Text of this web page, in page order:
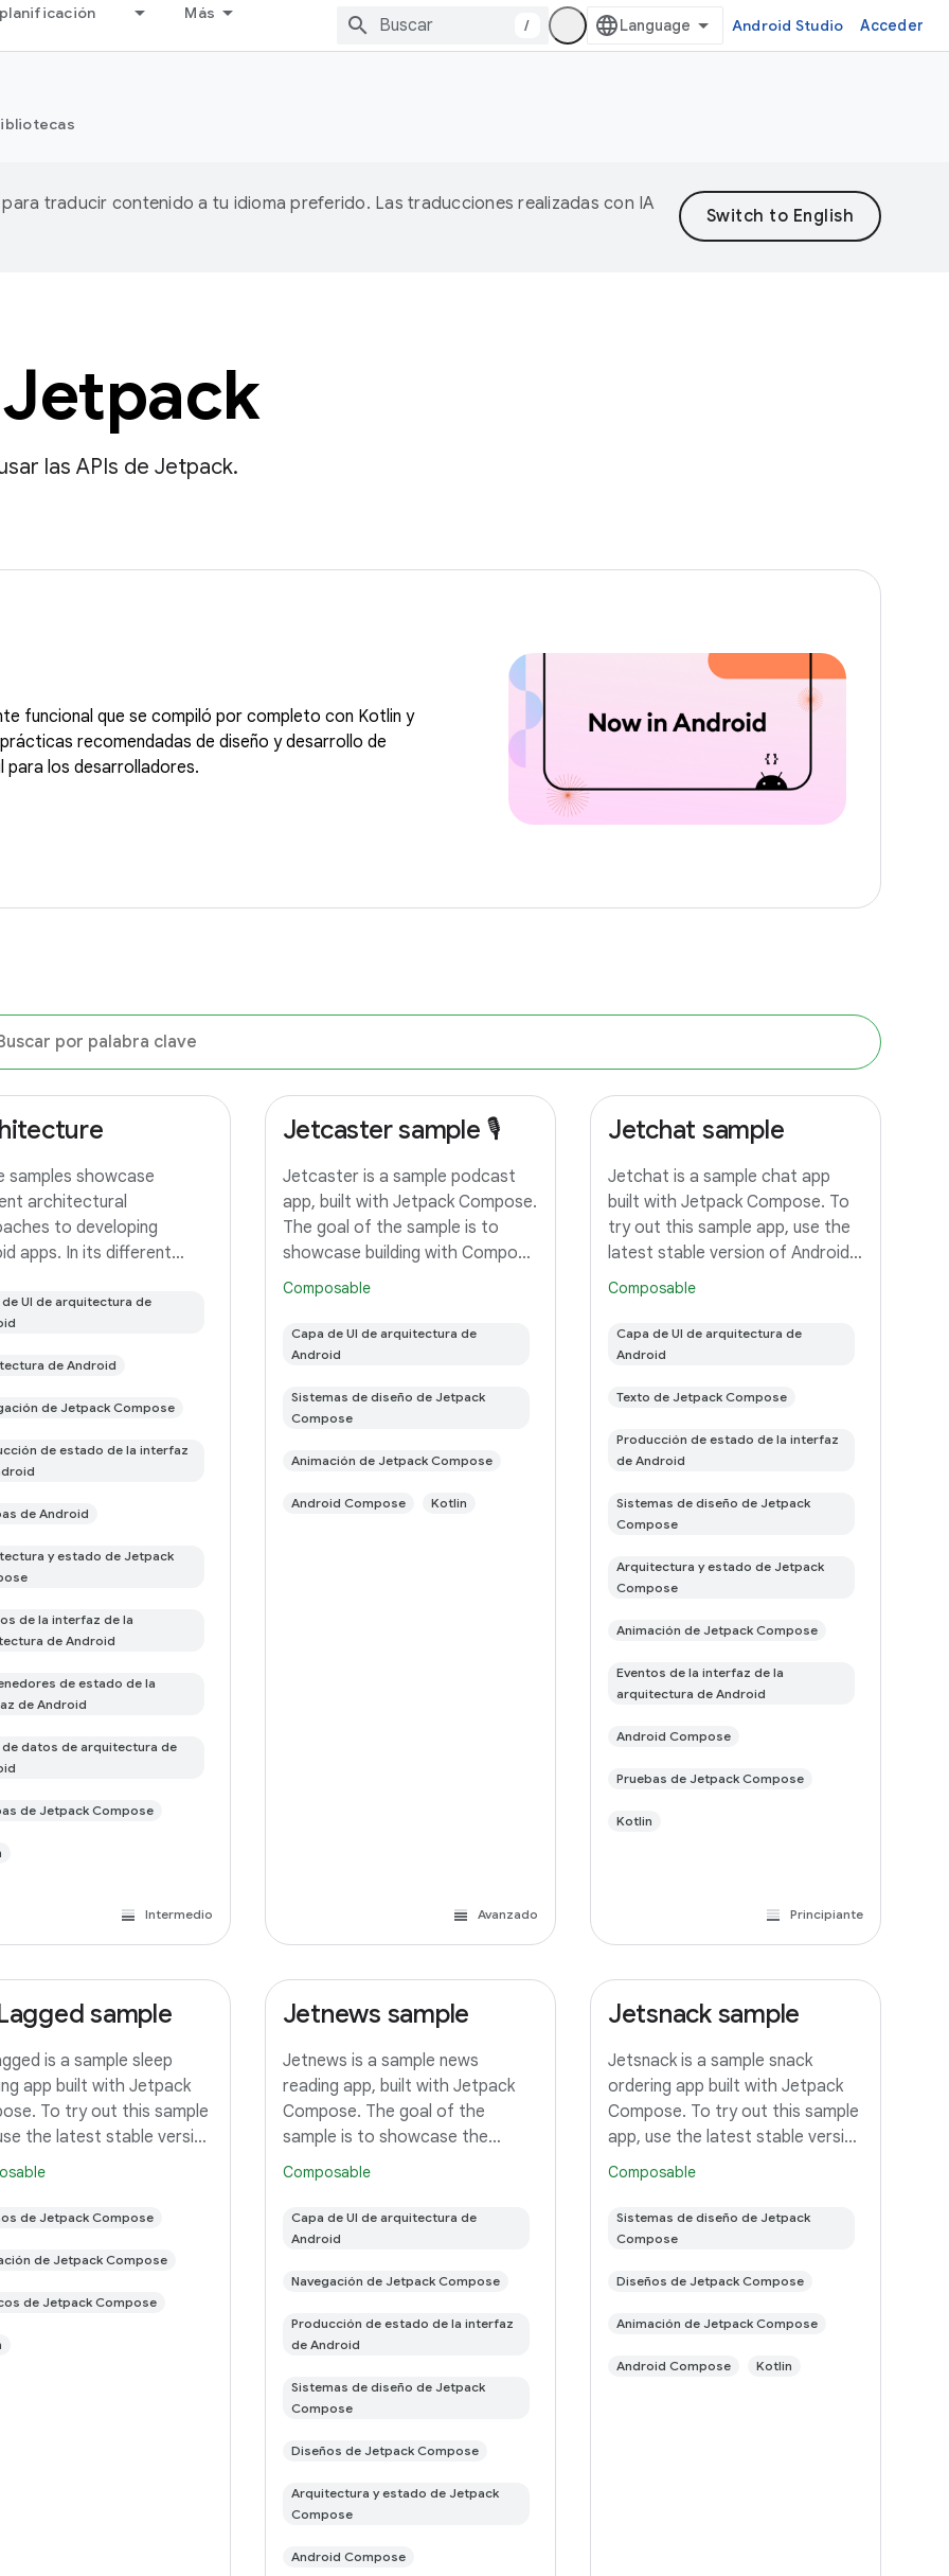
Más
/ Android Studio Acceder
traducir contenido a tu idioma preferido. Las traducciones realizadas con IA
las APIs de Jetpack.
funcional que se compiló por completo con Kotlin y
recomendadas de diseño y desarrollo de
para los desarrolladores.
samples showcase
architectural
to developing
apps. In its different
app) implemented with
In this branch
UI de arquitectura de
de Android
de Jetpack Compose
de estado de la interfaz
de Android
y estado de Jetpack
de la interfaz de la
de Android
de estado de la
de Android
de datos de arquitectura de
de Jetpack Compose
Intermedio
Jetcaster sample 🎙️
Jetcaster is a sample podcast
app, built with Jetpack Compose.
The goal of the sample is to
showcase building with Compose
across multiple form factors
featured architecture. To try out
this sample app, use the latest
Composable
Capa de UI de arquitectura de
Android
Sistemas de diseño de Jetpack
Compose
Animación de Jetpack Compose
Android Compose Kotlin
Avanzado
Jetchat sample
Jetchat is a sample chat app
built with Jetpack Compose. To
try out this sample app, use the
latest stable version of Android
Studio. You can clone this
from Android Studio following
the steps here. This sample
Composable
Capa de UI de arquitectura de
Android
Texto de Jetpack Compose
Producción de estado de la interfaz
de Android
Sistemas de diseño de Jetpack
Compose
Arquitectura y estado de Jetpack
Compose
Animación de Jetpack Compose
Eventos de la interfaz de la
arquitectura de Android
Android Compose
Pruebas de Jetpack Compose
Kotlin
Principiante
sample
is a sample sleep
app built with Jetpack
To try out this sample
the latest stable version
Studio. You can clone
from Android Studio
de Jetpack Compose
de Jetpack Compose
de Jetpack Compose
Jetnews sample
Jetnews is a sample news
reading app, built with Jetpack
Compose. The goal of the
sample is to showcase the
current UI capabilities of
app, use the latest stable version
of Android Studio. You can clone
Composable
Capa de UI de arquitectura de
Android
Navegación de Jetpack Compose
Producción de estado de la interfaz
de Android
Sistemas de diseño de Jetpack
Compose
Diseños de Jetpack Compose
Arquitectura y estado de Jetpack
Compose
Android Compose
Jetsnack sample
Jetsnack is a sample snack
ordering app built with Jetpack
Compose. To try out this sample
app, use the latest stable version
of Android Studio. You can clone
project from Android Studio
following the steps here. This
Composable
Sistemas de diseño de Jetpack
Compose
Diseños de Jetpack Compose
Animación de Jetpack Compose
Android Compose Kotlin